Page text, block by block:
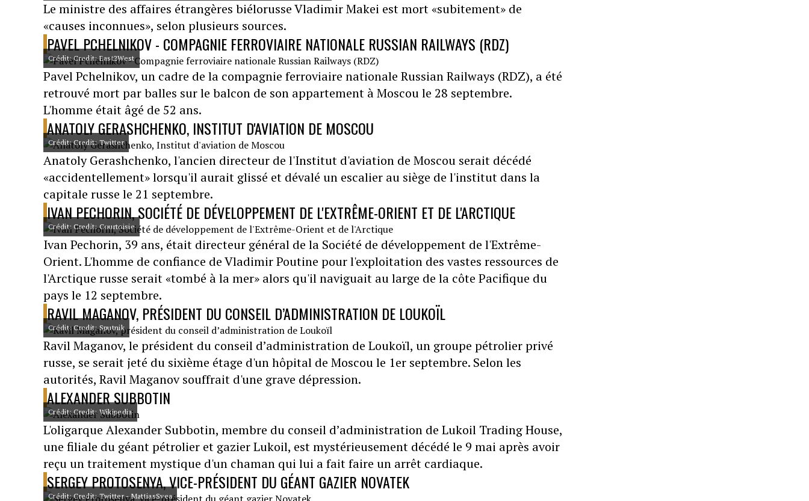
Le ministre des affaires étrangères biélorusse Vladimir Makei est mort «subitement» de
«causes inconnues», selon plusieurs sources.
PAVEL PCHELNIKOV - COMPAGNIE FERROVIAIRE NATIONALE RUSSIAN RAILWAYS (RDZ)
Crédit: Credit: East2West
Pavel Pchelnikov, un cadre de la compagnie ferroviaire nationale Russian Railways (RDZ), a été
retrouvé mort par balles sur le balcon de son appartement à Moscou le 28 septembre.
L'homme était âgé de 52 ans.
ANATOLY GERASHCHENKO, INSTITUT D'AVIATION DE MOSCOU
Crédit: Credit: Twitter
Anatoly Gerashchenko, l'ancien directeur de l'Institut d'aviation de Moscou serait décédé
«accidentellement» lorsqu'il aurait glissé et dévalé un escalier au siège de l'institut dans la
capitale russe le 21 septembre.
IVAN PECHORIN, SOCIÉTÉ DE DÉVELOPPEMENT DE L'EXTRÊME-ORIENT ET DE L'ARCTIQUE
Crédit: Credit: Courtoisie
Ivan Pechorin, 39 ans, était directeur général de la Société de développement de l'Extrême-
Orient. L'homme de confiance de Vladimir Poutine pour l'exploitation des vastes ressources de
l'Arctique russe serait «tombé à la mer» alors qu'il naviguait au large de la côte Pacifique du
pays le 12 septembre.
RAVIL MAGANOV, PRÉSIDENT DU CONSEIL D’ADMINISTRATION DE LOUKOÏL
Crédit: Credit: Sputnik
Ravil Maganov, le président du conseil d’administration de Loukoïl, un groupe pétrolier privé
russe, se serait jeté du sixième étage d'un hôpital de Moscou le 1er septembre. Selon les
autorités, Ravil Maganov souffrait d'une grave dépression.
ALEXANDER SUBBOTIN
Crédit: Credit: Wikipedia
L'oligarque Alexander Subbotin, membre du conseil d’administration de Lukoil Trading House,
une filiale du géant pétrolier et gazier Lukoil, est mystérieusement décédé le 9 mai après avoir
reçu un traitement mystique d'un chaman qui lui a fait faire un arrêt cardiaque.
SERGEY PROTOSENYA, VICE-PRÉSIDENT DU GÉANT GAZIER NOVATEK
Crédit: Credit: Twitter - MattiasSvea